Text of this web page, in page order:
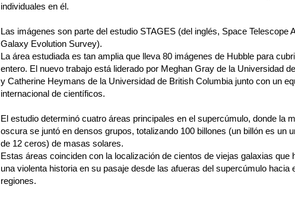
individuales en él.
Las imágenes son parte del estudio STAGES (del inglés, Space Telescope
Galaxy Evolution Survey).
La área estudiada es tan amplia que lleva 80 imágenes de Hubble para
entero. El nuevo trabajo está liderado por Meghan Gray de la Universidad
y Catherine Heymans de la Universidad de British Columbia junto con un
internacional de científicos.
El estudio determinó cuatro áreas principales en el supercúmulo, donde la
oscura se juntó en densos grupos, totalizando 100 billones (un billón es un
de 12 ceros) de masas solares.
Estas áreas coinciden con la localización de cientos de viejas galaxias que
una violenta historia en su pasaje desde las afueras del supercúmulo hacia
regiones.